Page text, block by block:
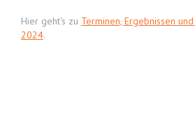
Hier geht's zu Terminen, Ergebnissen
2024.